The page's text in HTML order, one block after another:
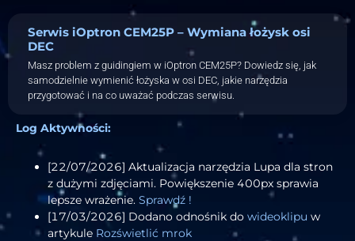
Serwis iOptron CEM25P – Wymiana łożysk osi
DEC
Masz problem z guidingiem w iOptron CEM25P? Dowiedz się, jak
samodzielnie wymienić łożyska w osi DEC, jakie narzędzia
przygotować i na co uważać podczas serwisu.
Log Aktywności:
[22/07/2026] Aktualizacja narzędzia Lupa dla stron
z dużymi zdjęciami. Powiększenie 400px sprawia
lepsze wrażenie. Sprawdź !
[17/03/2026] Dodano odnośnik do wideoklipu w
artykule Rozświetlić mrok